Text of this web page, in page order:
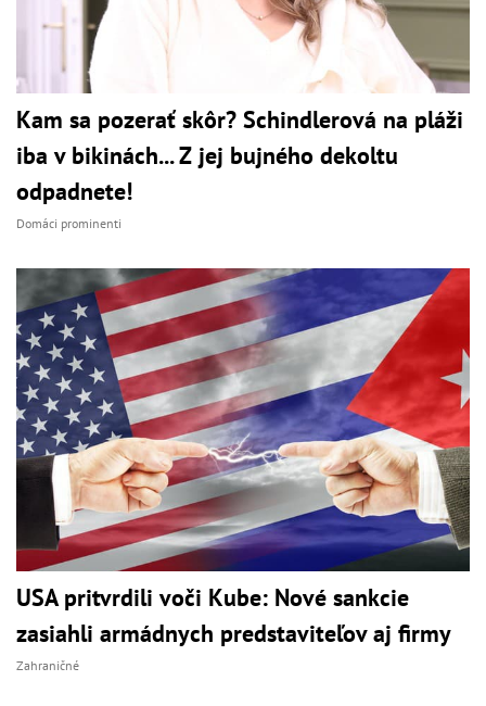
Kam sa pozerať skôr? Schindlerová na pláži
iba v bikinách... Z jej bujného dekoltu
odpadnete!
Domáci prominenti
USA pritvrdili voči Kube: Nové sankcie
zasiahli armádnych predstaviteľov aj firmy
Zahraničné